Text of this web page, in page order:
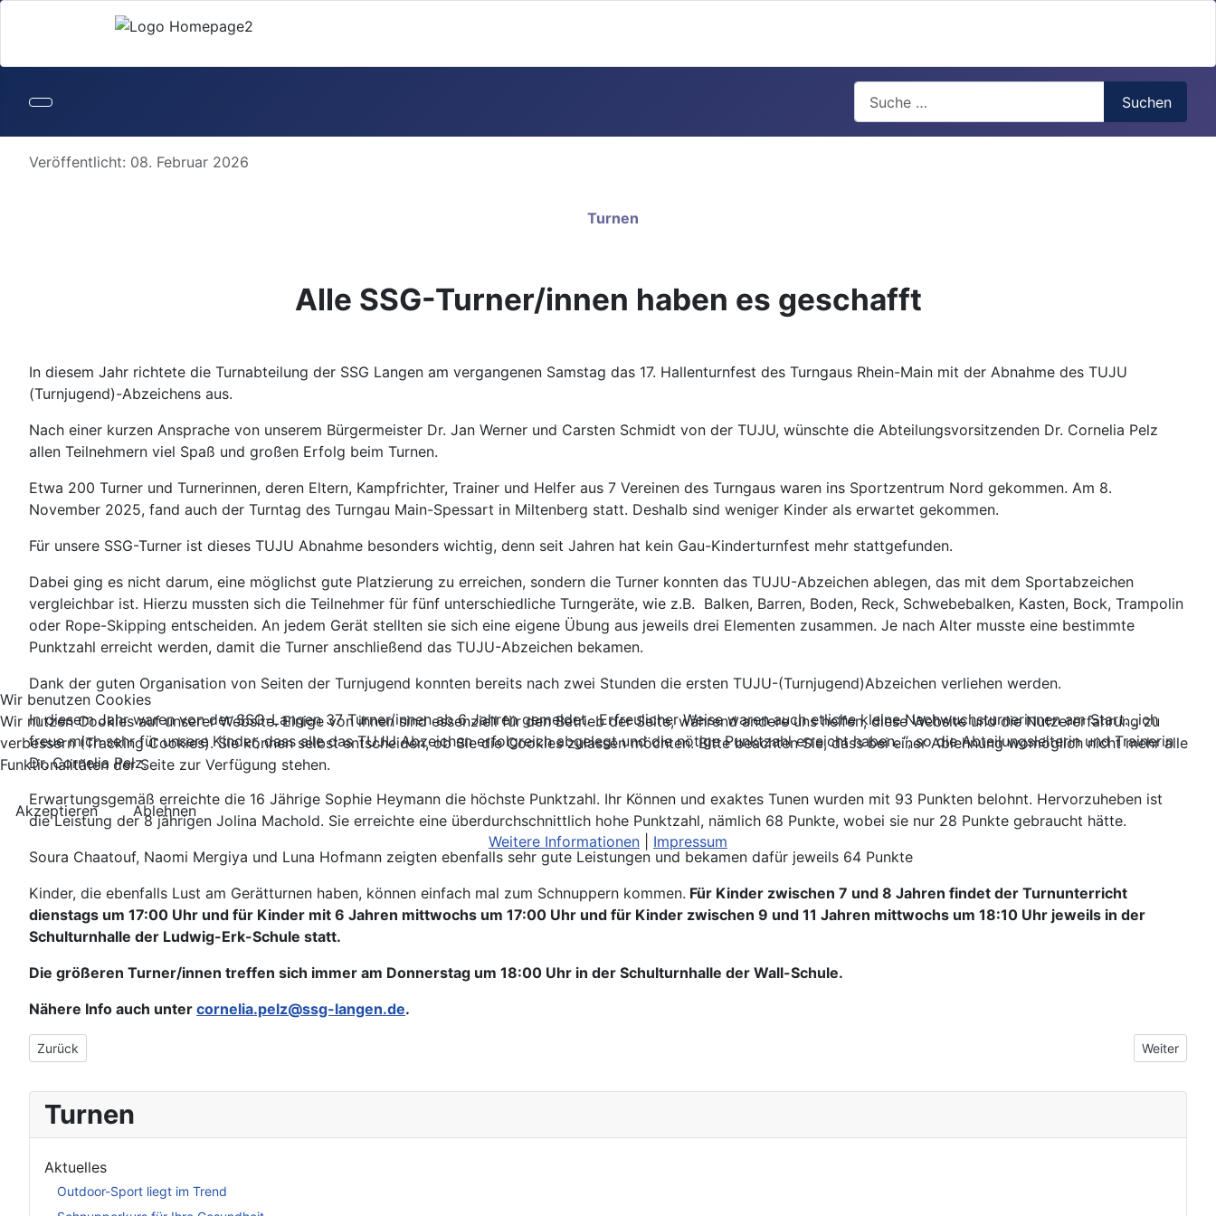
Suchen
Turnen
Aktuelles
Outdoor-Sport liegt im Trend
Details
Veröffentlicht: 08. Februar 2026
Turnen
Alle SSG-Turner/innen haben es geschafft
In diesem Jahr richtete die Turnabteilung der SSG Langen am vergangenen Samstag das 17. Hallenturnfest des Turngaus Rhein-Main mit der Abnahme des TUJU
(Turnjugend)-Abzeichens aus.
Nach einer kurzen Ansprache von unserem Bürgermeister Dr. Jan Werner und Carsten Schmidt von der TUJU, wünschte die Abteilungsvorsitzenden Dr. Cornelia Pelz
allen Teilnehmern viel Spaß und großen Erfolg beim Turnen.
Etwa 200 Turner und Turnerinnen, deren Eltern, Kampfrichter, Trainer und Helfer aus 7 Vereinen des Turngaus waren ins Sportzentrum Nord gekommen. Am 8.
November 2025, fand auch der Turntag des Turngau Main-Spessart in Miltenberg statt. Deshalb sind weniger Kinder als erwartet gekommen.
Für unsere SSG-Turner ist dieses TUJU Abnahme besonders wichtig, denn seit Jahren hat kein Gau-Kinderturnfest mehr stattgefunden.
Dabei ging es nicht darum, eine möglichst gute Platzierung zu erreichen, sondern die Turner konnten das TUJU-Abzeichen ablegen, das mit dem Sportabzeichen
vergleichbar ist. Hierzu mussten sich die Teilnehmer für fünf unterschiedliche Turngeräte, wie z.B. Balken, Barren, Boden, Reck, Schwebebalken, Kasten, Bock, Trampolin
oder Rope-Skipping entscheiden. An jedem Gerät stellten sie sich eine eigene Übung aus jeweils drei Elementen zusammen. Je nach Alter musste eine bestimmte
Punktzahl erreicht werden, damit die Turner anschließend das TUJU-Abzeichen bekamen.
Dank der guten Organisation von Seiten der Turnjugend konnten bereits nach zwei Stunden die ersten TUJU-(Turnjugend)Abzeichen verliehen werden.
In diesem Jahr waren von der SSG-Langen 37 Turner/innen ab 6 Jahren gemeldet. Erfreulicher Weise waren auch etliche kleine Nachwuchsturnerinnen am Start. „ich
freue mich sehr für unsere Kinder, dass alle das TUJU Abzeichen erfolgreich abgelegt und die nötige Punktzahl erreicht haben. “, so die Abteilungsleiterin und Trainerin
Dr. Cornelia Pelz.
Erwartungsgemäß erreichte die 16 Jährige Sophie Heymann die höchste Punktzahl. Ihr Können und exaktes Tunen wurden mit 93 Punkten belohnt. Hervorzuheben ist
die Leistung der 8 jährigen Jolina Machold. Sie erreichte eine überdurchschnittlich hohe Punktzahl, nämlich 68 Punkte, wobei sie nur 28 Punkte gebraucht hätte.
Soura Chaatouf, Naomi Mergiya und Luna Hofmann zeigten ebenfalls sehr gute Leistungen und bekamen dafür jeweils 64 Punkte
Kinder, die ebenfalls Lust am Gerätturnen haben, können einfach mal zum Schnuppern kommen. Für Kinder zwischen 7 und 8 Jahren findet der Turnunterricht
dienstags um 17:00 Uhr und für Kinder mit 6 Jahren mittwochs um 17:00 Uhr und für Kinder zwischen 9 und 11 Jahren mittwochs um 18:10 Uhr jeweils in der
Schulturnhalle der Ludwig-Erk-Schule statt.
Die größeren Turner/innen treffen sich immer am Donnerstag um 18:00 Uhr in der Schulturnhalle der Wall-Schule.
Nähere Info auch unter cornelia.pelz@ssg-langen.de.
Vorheriger Beitrag: Die Turnabteilung der SSG Langen hat gewählt
Zurück Nächster
Weiter
Wir benutzen Cookies
Wir nutzen Cookies auf unserer Website. Einige von ihnen sind essenziell für den Betrieb der Seite, während andere uns helfen, diese Website und die Nutzererfahrung zu
verbessern (Tracking Cookies). Sie können selbst entscheiden, ob Sie die Cookies zulassen möchten. Bitte beachten Sie, dass bei einer Ablehnung womöglich nicht mehr alle
Funktionalitäten der Seite zur Verfügung stehen.
Akzeptieren
Ablehnen
Weitere Informationen
Impressum